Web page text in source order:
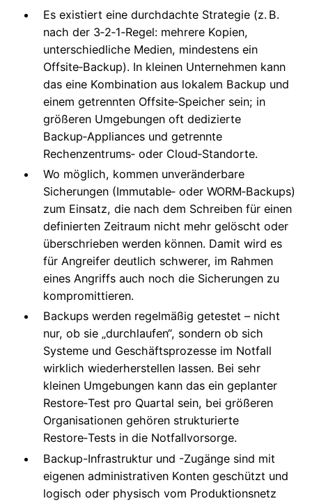
Es existiert eine durchdachte Strategie (z. B.
nach der 3‑2‑1‑Regel: mehrere Kopien,
unterschiedliche Medien, mindestens ein
Offsite‑Backup). In kleinen Unternehmen kann
das eine Kombination aus lokalem Backup und
einem getrennten Offsite‑Speicher sein; in
größeren Umgebungen oft dedizierte
Backup‑Appliances und getrennte
Rechenzentrums‑ oder Cloud‑Standorte.
Wo möglich, kommen unveränderbare
Sicherungen (Immutable‑ oder WORM‑Backups)
zum Einsatz, die nach dem Schreiben für einen
definierten Zeitraum nicht mehr gelöscht oder
überschrieben werden können. Damit wird es
für Angreifer deutlich schwerer, im Rahmen
eines Angriffs auch noch die Sicherungen zu
kompromittieren.
Backups werden regelmäßig getestet – nicht
nur, ob sie „durchlaufen“, sondern ob sich
Systeme und Geschäftsprozesse im Notfall
wirklich wiederherstellen lassen. Bei sehr
kleinen Umgebungen kann das ein geplanter
Restore‑Test pro Quartal sein, bei größeren
Organisationen gehören strukturierte
Restore‑Tests in die Notfallvorsorge.
Backup-Infrastruktur und -Zugänge sind mit
eigenen administrativen Konten geschützt und
logisch oder physisch vom Produktionsnetz